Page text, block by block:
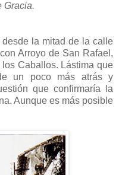
Gracia.
desde la mitad de la calle
Arroyo de San Rafael,
Caballos. Lástima que
un poco más atrás y
que confirmaría la
Aunque es más posible